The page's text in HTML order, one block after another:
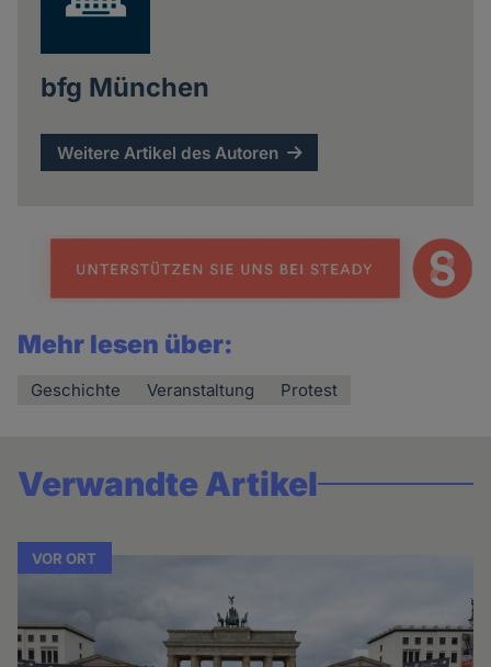
bfg München
Weitere Artikel des Autoren
Mehr lesen über:
Geschichte Veranstaltung Protest
Verwandte Artikel
VOR ORT